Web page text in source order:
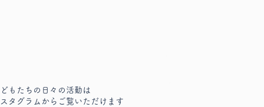
もたちの日々の活動は
タグラムからご覧いただけます